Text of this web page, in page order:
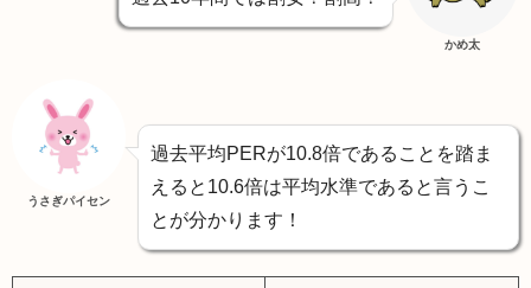
かめ太
うさぎパイセン
過去平均PERが10.8倍であることを踏ま
えると10.6倍は平均水準であると言うこ
とが分かります！